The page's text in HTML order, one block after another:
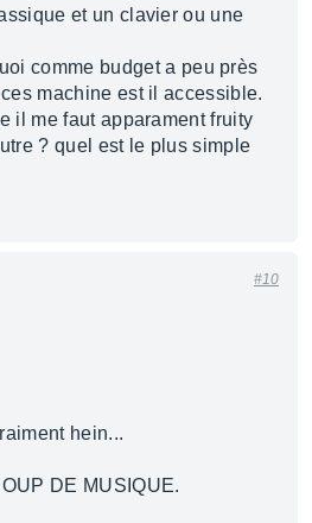
et un clavier ou une
comme budget a peu près
machine est il accessible.
il me faut apparament fruity
? quel est le plus simple
#10
hein...
DE MUSIQUE.